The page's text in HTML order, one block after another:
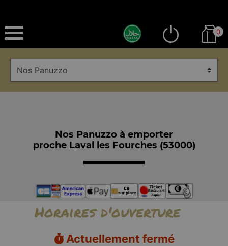
0
Nos Panuzzo à emporter
proche Laval les Fourches (53000)
Horaires d'ouverture
Actuellement fermé